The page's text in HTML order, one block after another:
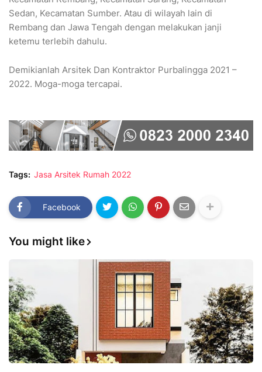
Sedan, Kecamatan Sumber. Atau di wilayah lain di
Rembang dan Jawa Tengah dengan melakukan janji
ketemu terlebih dahulu.
Demikianlah Arsitek Dan Kontraktor Purbalingga 2021 –
2022. Moga-moga tercapai.
Tags: Jasa Arsitek Rumah 2022
Facebook
You might like